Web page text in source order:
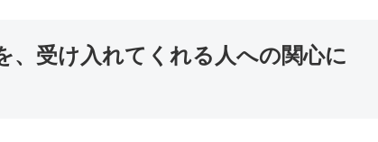
、受け入れてくれる人への関心に